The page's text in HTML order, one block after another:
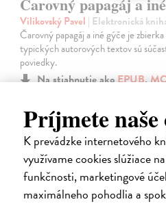
Príjmete naše
K prevádzke internetového
využívame cookies slúžiace
funkčnosti, marketingové
maximálneho pohodlia a
Čarovný papagáj a
Vilikovský Pavel | Elektronická
Čarovný papagáj a iné gýče je
typických autorových textov sú
poviedky.
Na stiahnutie akoEPUB,
10,49 €